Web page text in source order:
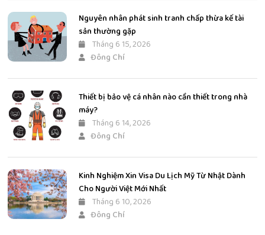
Nguyên nhân phát sinh tranh chấp thừa kế tài
sản thường gặp
Tháng 6 15, 2026
Đông Chí
Thiết bị bảo vệ cá nhân nào cần thiết trong nhà
máy?
Tháng 6 14, 2026
Đông Chí
Kinh Nghiệm Xin Visa Du Lịch Mỹ Từ Nhật Dành
Cho Người Việt Mới Nhất
Tháng 6 10, 2026
Đông Chí